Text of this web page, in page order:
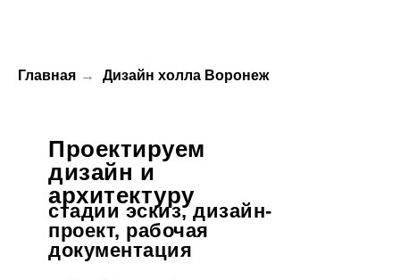
Главная → Дизайн холла Воронеж
Проектируем
дизайн и
архитектуру
стадии эскиз, дизайн-
проект, рабочая
документация